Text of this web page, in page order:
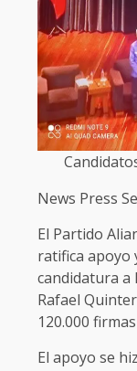
News Press
El Partido
ratifica apoyo
candidatura a
Rafael
120.000 firmas
El apoyo se